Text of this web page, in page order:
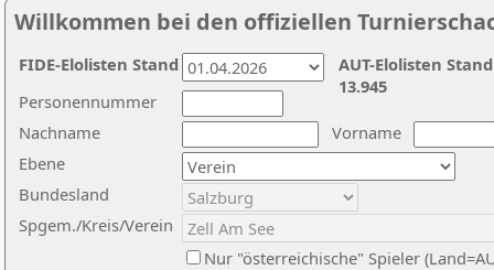
Willkommen bei den offiziellen
Nachname
Vorname
Ebene
Personennummer
Bundesland
Spgem./Kreis/Verein
Nur "österreichische" Spieler
AUT-Elolisten
13.945
FIDE-Elolisten Stand